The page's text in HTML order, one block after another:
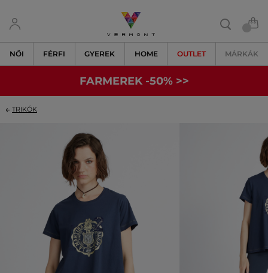
NŐI FÉRFI GYEREK HOME OUTLET MÁRKÁK
FARMEREK -50% >>
TRIKÓK